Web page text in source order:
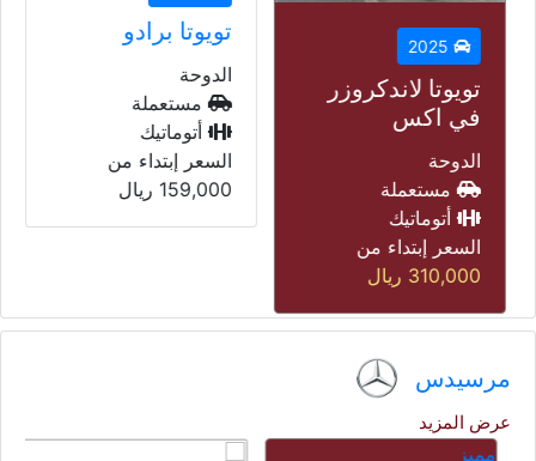
2025
تويوتا لاندكروزر
في اكس
الدوحة
مستعملة
أتوماتيك
السعر إبتداء من
310,000 ريال
تويوتا برادو
الدوحة
مستعملة
أتوماتيك
السعر إبتداء من
159,000 ريال
مرسيدس
عرض المزيد
مميز